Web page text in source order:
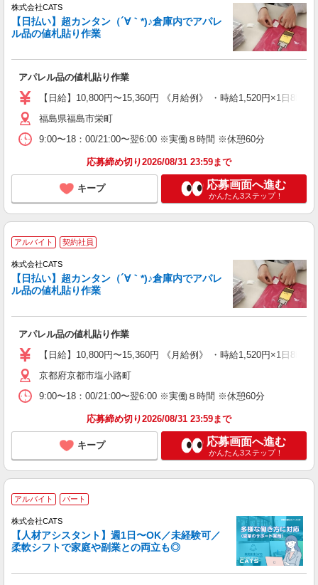
株式会社CATS
【日払い】超カンタン（´∀｀*)♪倉庫内でアパレ
ル品の値札貼り作業
アパレル品の値札貼り作業
【日給】10,800円〜15,360円 《月給例》 ・時給1,520円×1日8h×
福島県福島市栄町
9:00〜18：00/21:00〜翌6:00 ※実働８時間 ※休憩60分
応募締め切り2026/08/31 23:59まで
キープ 応募画面へ進む
かんたん3ステップ！
アルバイト 契約社員
株式会社CATS
【日払い】超カンタン（´∀｀*)♪倉庫内でアパレ
ル品の値札貼り作業
アパレル品の値札貼り作業
【日給】10,800円〜15,360円 《月給例》 ・時給1,520円×1日8h×
京都府京都市塩小路町
9:00〜18：00/21:00〜翌6:00 ※実働８時間 ※休憩60分
応募締め切り2026/08/31 23:59まで
キープ 応募画面へ進む
かんたん3ステップ！
アルバイト パート
株式会社CATS
【人材アシスタント】週1日〜OK／未経験可／
柔軟シフトで家庭や副業との両立も◎